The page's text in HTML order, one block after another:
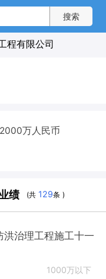
程有限公司
万人民币
绩 (共 129条 )
治理工程施工十一
1000万以下